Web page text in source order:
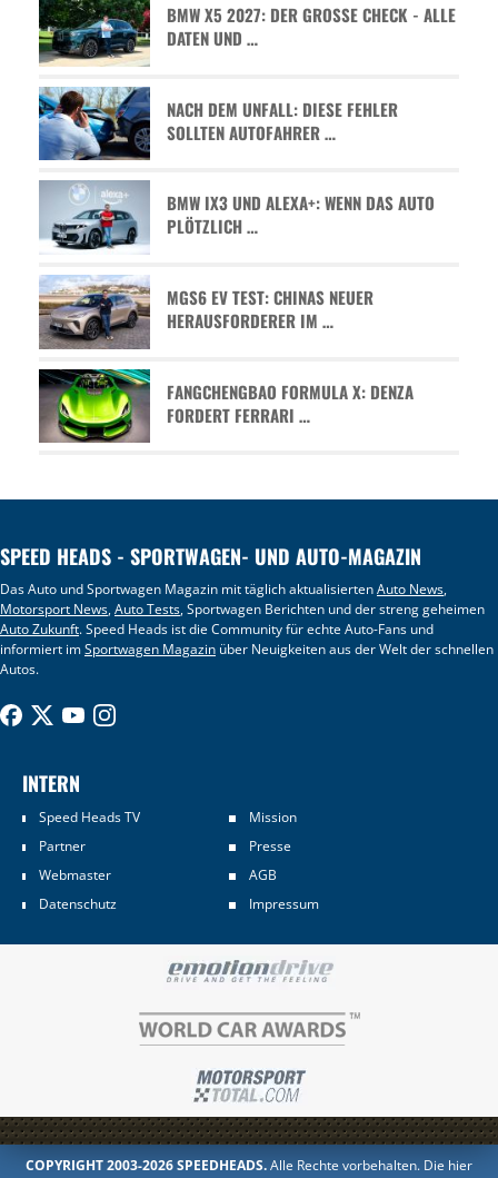
BMW X5 2027: DER GROSSE CHECK - ALLE D
ATEN UND …
NACH DEM UNFALL: DIESE FEHLER
SOLLTEN AUTOFAHRER …
BMW IX3 UND ALEXA+: WENN DAS AUTO
PLÖTZLICH …
MGS6 EV TEST: CHINAS NEUER
HERAUSFORDERER IM …
FANGCHENGBAO FORMULA X: DENZA
FORDERT FERRARI …
SPEED HEADS - SPORTWAGEN- UND AUTO-MAGAZIN
Das Auto und Sportwagen Magazin mit täglich aktualisiertenAuto News,
Motorsport News,Auto Tests, Sportwagen Berichten und der streng geheimen
Auto Zukunft. Speed Heads ist die Community für echte Auto-Fans und
informiert imSportwagen Magazin über Neuigkeiten aus der Welt der schnellen
Autos.
INTERN
Speed Heads TV
Mission
Partner
Presse
Webmaster
AGB
Datenschutz
Impressum
COPYRIGHT 2003-2026 SPEEDHEADS.Alle Rechte vorbehalten. Die hier